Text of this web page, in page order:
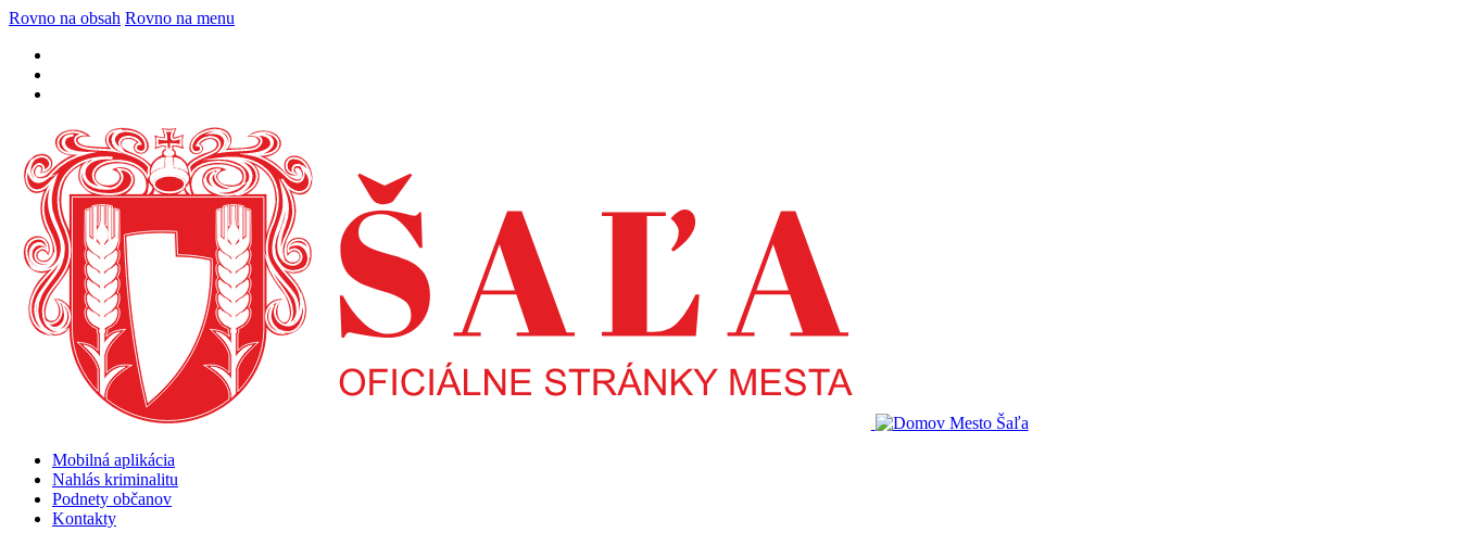
Rovno na obsah Rovno na menu
Mobilná aplikácia
Nahlás kriminalitu
Podnety občanov
Kontakty